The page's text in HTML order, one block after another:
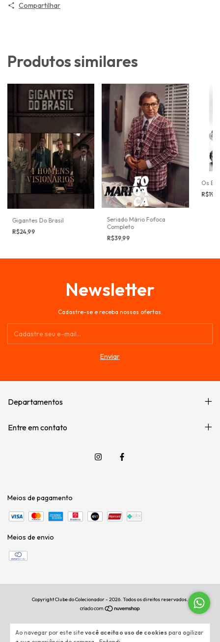
Ao navegar por este site você aceita o uso de cookies para agilizar
Compartilhar
Produtos similares
Gigantes Do Brasil
R$24,99
Seriado Mário Fofoca
Completo
R$39,99
Os
Newsletter
Cadastre-se e receba nossas ofertas.
Departamentos
Entre em contato
Meios de pagamento
Meios de envio
Copyright Clube do Colecionador - 2026. Todos os direitos reservados.